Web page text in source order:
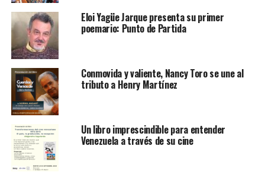
Le puede interesar:Venezuela, literatura y libertad – Yo
Soy Latino
El vicepresidente de Planeación y Asuntos Corporativos
de Corferias, Mario Cajiao, expresó que la feria es un
espacio donde convergen todas las miradas del mundo
editorial y es el punto de encuentro estratégico para la
industria regional.
“Nuestro compromiso es seguir fortaleciendo una
programación diversa, con espacios incluyentes y
Eloi Yagüe Jarque presenta su primer
poemario: Punto de Partida
Conmovida y valiente, Nancy Toro se une al
tributo a Henry Martínez
Un libro imprescindible para entender
Venezuela a través de su cine